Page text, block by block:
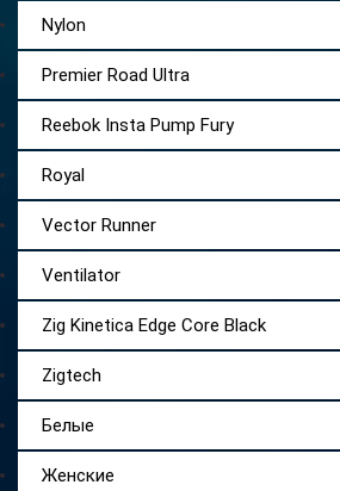
Nylon
Premier Road Ultra
Reebok Insta Pump Fury
Royal
Vector Runner
Ventilator
Zig Kinetica Edge Core Black
Zigtech
Белые
Женские